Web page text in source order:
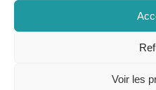
Voir les
CONSOLIDATION